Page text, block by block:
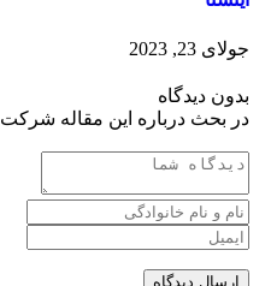
2023
دیدگاه
درباره این مقاله شرکت کنید!